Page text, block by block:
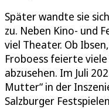
Später wandte sie
zu. Neben Kino- und
viel Theater. Ob
Froboess feierte
abzusehen. Im Juli
Mutter“ in der
Salzburger